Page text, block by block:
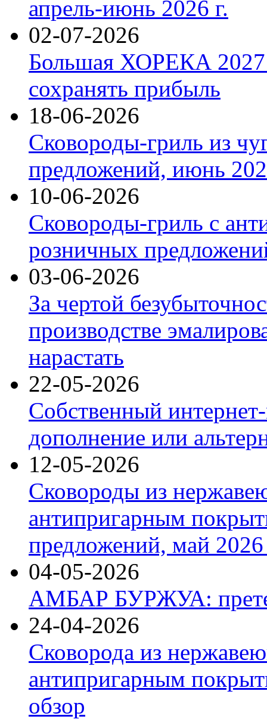
апрель-июнь 2026 г.
02-07-2026
Большая ХОРЕКА 2027:
сохранять прибыль
18-06-2026
Сковороды-гриль из
предложений, июнь
10-06-2026
Сковороды-гриль с
розничных
03-06-2026
За чертой
производстве
нарастать
22-05-2026
Собственный
дополнение или
12-05-2026
Сковороды из
антипригарным
предложений, май 2026
04-05-2026
АМБАР БУРЖУА:
24-04-2026
Сковорода из
антипригарным
обзор